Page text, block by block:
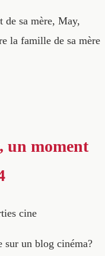
de sa mère, May,
la famille de sa mère
un moment
cine
sur un blog cinéma?